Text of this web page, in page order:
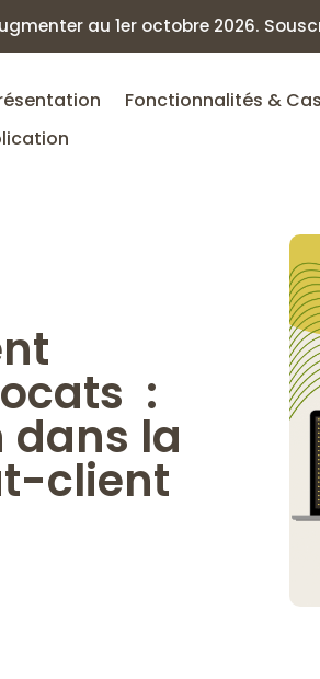
au 1er octobre 2026.
Fonctionnalités &
:
dans la
client